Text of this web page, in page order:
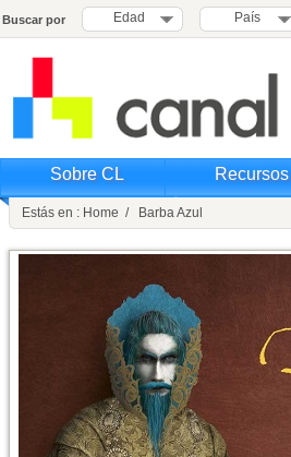
Buscar por Edad País
Sobre CL Recursos
Estás en : Home / Barba Azul